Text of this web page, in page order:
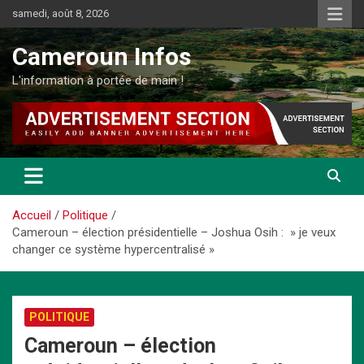
au
contenu
samedi, août 8, 2026
Cameroun Infos
L'information à portée de main !
Accueil
Politique
Cameroun – élection présidentielle – Joshua Osih : » je veux
changer ce système hypercentralisé »
POLITIQUE
Cameroun – élection